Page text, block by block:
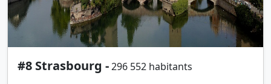
#8 Strasbourg -296 552 habitants